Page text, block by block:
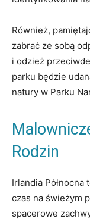
Również,
zabrać ze sobą
i odzież
parku będzie
natury w Parku
Rodzin
Irlandia
czas na świeżym
spacerowe